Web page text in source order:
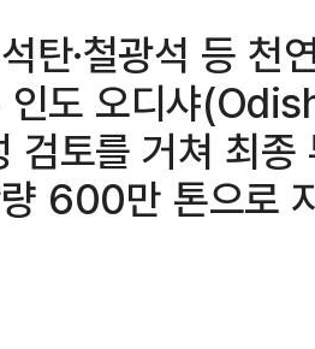
탄·철광석 등 천
인도 오디샤
검토를 거쳐 최
600만 톤으로